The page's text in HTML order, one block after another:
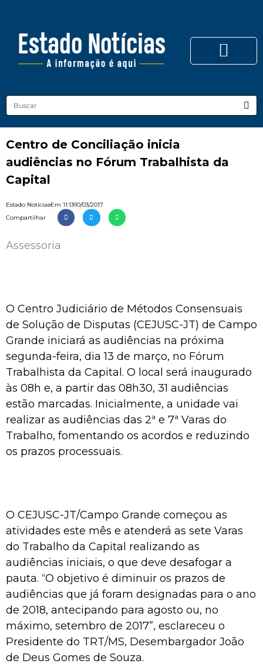
Centro de Conciliação inicia
audiências no Fórum Trabalhista da
Capital
Estado NotíciasEm 11:1310/03/2017
Compartilhar
Assessoria
O Centro Judiciário de Métodos Consensuais
de Solução de Disputas (CEJUSC-JT) de Campo
Grande iniciará as audiências na próxima
segunda-feira, dia 13 de março, no Fórum
Trabalhista da Capital. O local será inaugurado
às 08h e, a partir das 08h30, 31 audiências
estão marcadas. Inicialmente, a unidade vai
realizar as audiências das 2ª e 7ª Varas do
Trabalho, fomentando os acordos e reduzindo
os prazos processuais.
O CEJUSC-JT/Campo Grande começou as
atividades este mês e atenderá as sete Varas
do Trabalho da Capital realizando as
audiências iniciais, o que deve desafogar a
pauta. “O objetivo é diminuir os prazos de
audiências que já foram designadas para o ano
de 2018, antecipando para agosto ou, no
máximo, setembro de 2017”, esclareceu o
Presidente do TRT/MS, Desembargador João
de Deus Gomes de Souza.